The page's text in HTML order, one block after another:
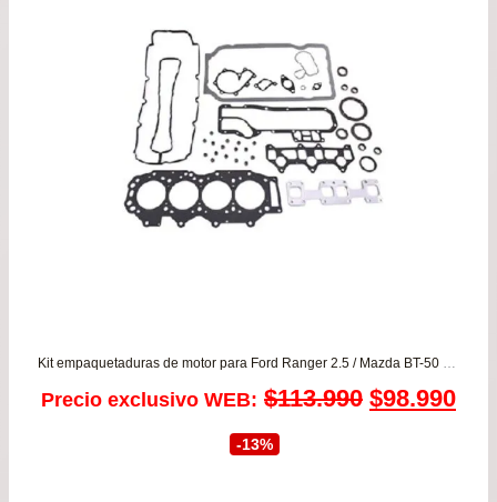
Kit empaquetaduras de motor para Ford Ranger 2.5 / Mazda BT-50 2.5 desde 2007 a 2012
Precio exclusivo WEB: $113.990 El
$98.990El
-13%